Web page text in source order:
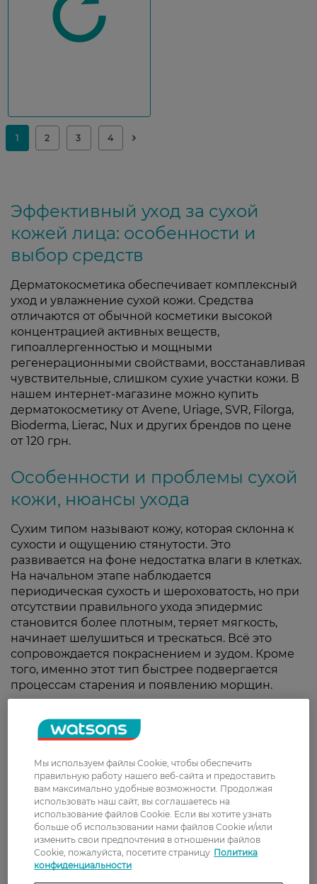
Эффективный уход за сухой
кожей лица: особенности и
выбор средств
Дерматокосметика обеспечивает комплексный
уход и увлажнение сухой кожи. Средства
отличаются от обычной косметики высокой
концентрацией активных веществ,
гипоаллергенностью и мощными
регенерационными свойствами, восстанавливая
чувствительные, слишком сухие участки кожи. В
нашем интернет-магазине можно купить
дерматокосметику от Avene, Uriage, SVR, Filorga,
Bioderma, Lierac, Nux и других брендов по цене
от 120 грн.
Особенности и проблемы сухой
кожи, нюансы ухода
Сухим типом называют кожу, которая склонна к
сухости и ощущению стянутости. Это
развивается на фоне недостатка влаги в клетках.
На начальном этапе наблюдается
периодическая сухость и шероховатость, но при
отсутствии правильного ухода эпидермис
становится более плотным, теряет мягкость,
начинает шелушиться и трескаться. Всё это
сопровождается покраснением и зудом. Кроме
того, именно этот тип быстрее подвергается
процессам старения и появлению морщин.
косметическими средствами, и требуется
лечебная косметика для сухой кожи лица. С
помощью специальных формул обеспечивается
комплексный уход, включающий:
очищение;
отшелушивание;
тонизирование;
увлажнение;
дополнительное питание.
Мы используем файлы Cookie, чтобы обеспечить
правильную работу нашего веб-сайта и предоставить
вам максимально удобные возможности. Продолжая
использовать наш сайт, вы соглашаетесь на
использование файлов Cookie. Если вы хотите узнать
больше об использовании нами файлов Cookie и/или
изменить свои предпочтения в отношении файлов
Cookie, пожалуйста, посетите страницу Политика
конфиденциальности